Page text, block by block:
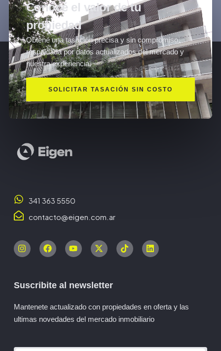
Conocé el valor de tu
propiedad
Obtené una tasación precisa y sin compromiso,
respaldada por datos actualizados del mercado y
nuestra experiencia.
SOLICITAR TASACIÓN SIN COSTO
341 363 5550
contacto@eigen.com.ar
Suscribite al newsletter
Mantenete actualizado con propiedades en oferta y las
ultimas novedades del mercado inmobiliario